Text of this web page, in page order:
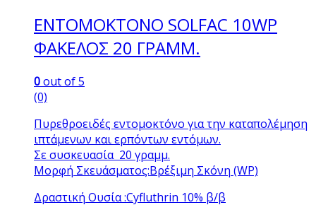
ΕΝΤΟΜΟΚΤΟΝΟ SOLFAC 10WP
ΦΑΚΕΛΟΣ 20 ΓΡΑΜΜ.
0out of 5
(0)
Πυρεθρoειδές εντομοκτόνο για την καταπολέμηση
ιπτάμενων και ερπόντων εντόμων.
Σε συσκευασία 20 γραμμ.
Μορφή Σκευάσματος:Βρέξιμη Σκόνη (WP)
Δραστική Ουσία :Cyfluthrin 10% β/β